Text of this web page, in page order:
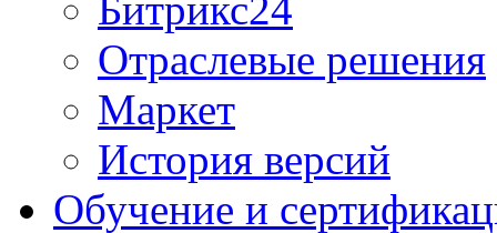
Отраслевые решения
Маркет
История версий
Обучение и